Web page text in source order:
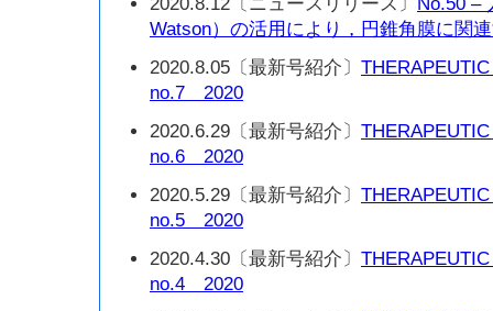
Watson）の活用により，円錐角膜に関
2020.8.05〔最新号紹介〕
no.7 2020
2020.6.29〔最新号紹介〕
no.6 2020
2020.5.29〔最新号紹介〕
no.5 2020
2020.4.30〔最新号紹介〕
no.4 2020